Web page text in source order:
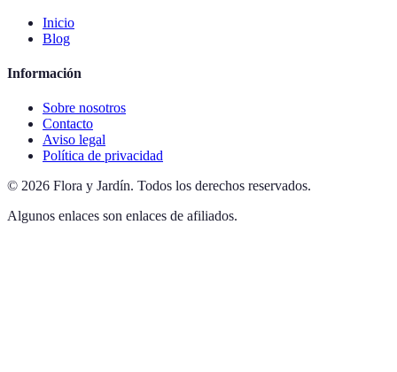
Inicio
Blog
Información
Sobre nosotros
Contacto
Aviso legal
Política de privacidad
© 2026 Flora y Jardín. Todos los derechos reservados.
Algunos enlaces son enlaces de afiliados.